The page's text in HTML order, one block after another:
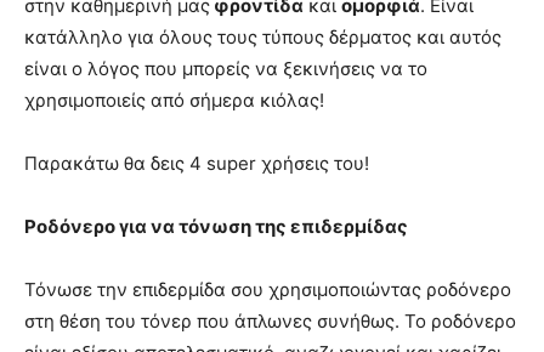
στην καθημερινή μας φροντίδα και ομορφιά. Είναι
κατάλληλο για όλους τους τύπους δέρματος και αυτός
είναι ο λόγος που μπορείς να ξεκινήσεις να το
χρησιμοποιείς από σήμερα κιόλας!
Παρακάτω θα δεις 4 super χρήσεις του!
Ροδόνερο για να τόνωση της επιδερμίδας
Τόνωσε την επιδερμίδα σου χρησιμοποιώντας ροδόνερο
στη θέση του τόνερ που άπλωνες συνήθως. Το ροδόνερο